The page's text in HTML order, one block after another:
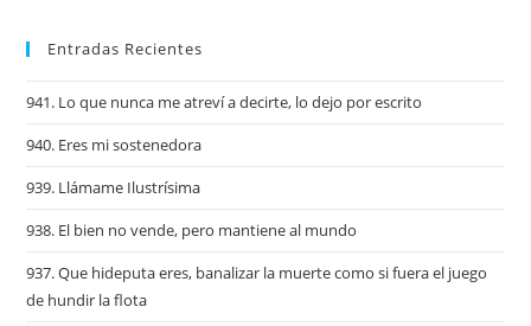
Entradas Recientes
941. Lo que nunca me atreví a decirte, lo dejo por escrito
940. Eres mi sostenedora
939. Llámame Ilustrísima
938. El bien no vende, pero mantiene al mundo
937. Que hideputa eres, banalizar la muerte como si fuera el juego
de hundir la flota